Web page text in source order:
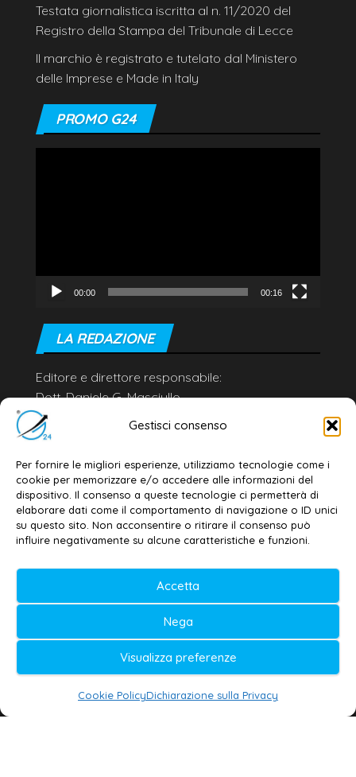
Gestisci consenso
Per fornire le migliori esperienze, utilizziamo tecnologie come i
cookie per memorizzare e/o accedere alle informazioni del
dispositivo. Il consenso a queste tecnologie ci permetterà di
elaborare dati come il comportamento di navigazione o ID unici
su questo sito. Non acconsentire o ritirare il consenso può
influire negativamente su alcune caratteristiche e funzioni.
Accetta
Nega
Visualizza preferenze
Cookie PolicyDichiarazione sulla Privacy
Testata giornalistica iscritta al n. 11/2020 del
Registro della Stampa del Tribunale di Lecce
Il marchio è registrato e tutelato dal Ministero
delle Imprese e Made in Italy
PROMO G24
00:00 00:16
LA REDAZIONE
Editore e direttore responsabile:
Dott. Daniele G. Masciullo
Email:
redazione@galatina24.it
Privacy policy–Cookie policy
© 2020-2026 | Galatina24 ®
Testata iscritta al n. 11/2020 Registro della
Stampa Tribunale di Lecce
Editore e direttore responsabile:
Daniele G. Masciullo
Galatina24 è marchio registrato dal Ministero
delle Imprese